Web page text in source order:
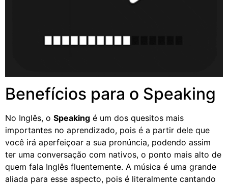
Benefícios para o Speaking
No Inglês, o Speaking é um dos quesitos mais
importantes no aprendizado, pois é a partir dele que
você irá aperfeiçoar a sua pronúncia, podendo assim
ter uma conversação com nativos, o ponto mais alto de
quem fala Inglês fluentemente. A música é uma grande
aliada para esse aspecto, pois é literalmente cantando